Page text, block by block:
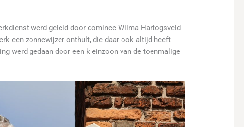
werd geleid door dominee Wilma Hartogsveld
een zonnewijzer onthult, die daar ook altijd heeft
werd gedaan door een kleinzoon van de toenmalige